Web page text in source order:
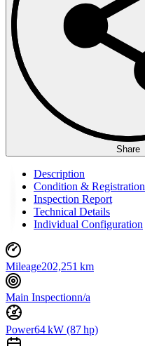
Share
Description
Condition & Registration
Inspection Report
Technical Details
Individual Configuration
Mileage202,251 km
Main Inspectionn/a
Power64 kW (87 hp)